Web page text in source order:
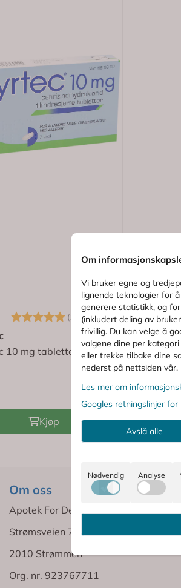
Karakter: (1)
5.0 av 5 mulige
10 mg tabletter 7 stk
Kjøp
Om oss
Apotek For Deg
Strømsveien 76
2010 Strømmen
Org. nr. 923767711
Om
Vi bruker egne og
lignende teknologier for
generere statistikk, og
(inkludert deling av
frivillig. Du kan velge å
valgene dine per
eller trekke tilbake dine
nederst på nettsiden vår.
Les mer om
Googles retningslinjer for
Avslå alle
Nødvendig Analyse